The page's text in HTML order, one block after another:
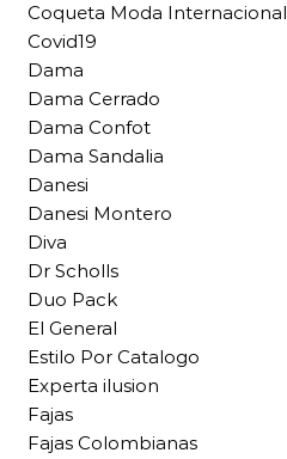
Coqueta Moda Internacional
Covid19
Dama
Dama Cerrado
Dama Confot
Dama Sandalia
Danesi
Danesi Montero
Diva
Dr Scholls
Duo Pack
El General
Estilo Por Catalogo
Experta ilusion
Fajas
Fajas Colombianas